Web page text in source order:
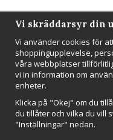
Vi skräddarsyr din
Vi använder cookies för
shoppingupplevelse,
våra webbplatser
vi in information om
enheter.
Klicka på "Okej" om du
du tillåter och vilka du vill
"Inställningar" nedan.